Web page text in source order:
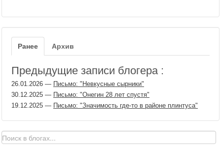
Ранее Архив
Предыдущие записи блогера :
26.01.2026 — Письмо: "Невкусные сырники"
30.12.2025 — Письмо: "Онегин 28 лет спустя"
19.12.2025 — Письмо: "Значимость где-то в районе плинтуса"